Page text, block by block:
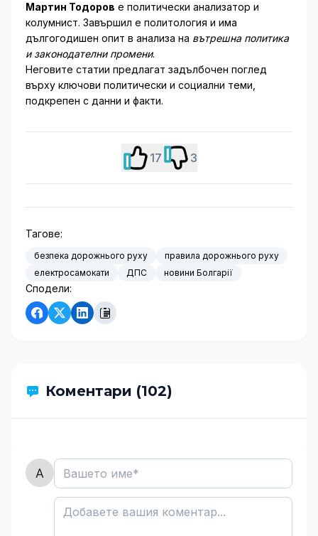
Мартин Тодоров е политически анализатор и
колумнист. Завършил е политология и има
дългогодишен опит в анализа на вътрешна политика
и законодателни промени.
Неговите статии предлагат задълбочен поглед
върху ключови политически и социални теми,
подкрепен с данни и факти.
17 3
Тагове:
безпека дорожнього руху
правила дорожнього руху
електросамокати
ДПС новини Болгарії
Сподели:
Коментари (102)